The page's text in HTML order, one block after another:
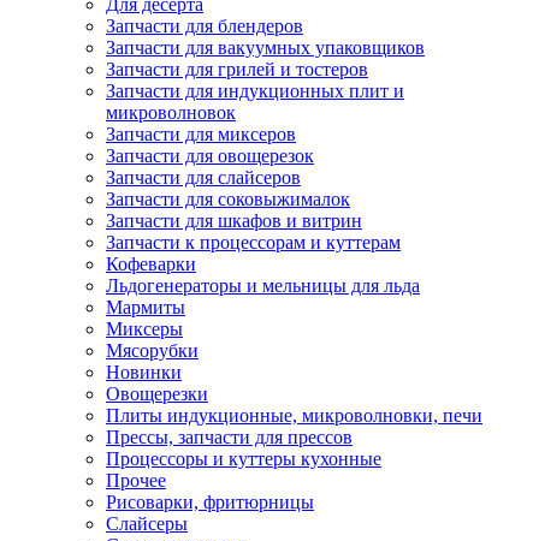
Для десерта
Запчасти для блендеров
Запчасти для вакуумных упаковщиков
Запчасти для грилей и тостеров
Запчасти для индукционных плит и
микроволновок
Запчасти для миксеров
Запчасти для овощерезок
Запчасти для слайсеров
Запчасти для соковыжималок
Запчасти для шкафов и витрин
Запчасти к процессорам и куттерам
Кофеварки
Льдогенераторы и мельницы для льда
Мармиты
Миксеры
Мясорубки
Новинки
Овощерезки
Плиты индукционные, микроволновки, печи
Прессы, запчасти для прессов
Процессоры и куттеры кухонные
Прочее
Рисоварки, фритюрницы
Слайсеры